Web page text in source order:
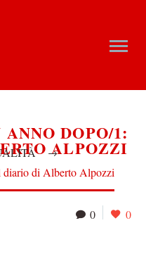
DOPO/1:
ALPOZZI
diario di Alberto Alpozzi
0 0